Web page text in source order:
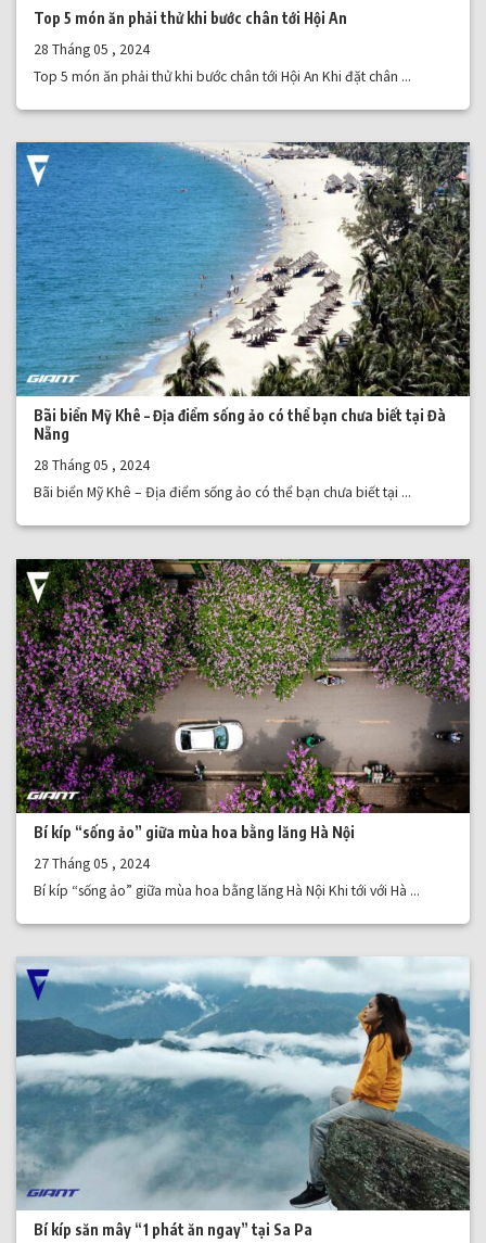
Top 5 món ăn phải thử khi bước chân tới Hội An
28 Tháng 05 , 2024
Top 5 món ăn phải thử khi bước chân tới Hội An Khi đặt chân ...
Bãi biển Mỹ Khê – Địa điểm sống ảo có thể bạn chưa biết tại Đà
Nẵng
28 Tháng 05 , 2024
Bãi biển Mỹ Khê – Địa điểm sống ảo có thể bạn chưa biết tại ...
Bí kíp “sống ảo” giữa mùa hoa bằng lăng Hà Nội
27 Tháng 05 , 2024
Bí kíp “sống ảo” giữa mùa hoa bằng lăng Hà Nội Khi tới với Hà ...
Bí kíp săn mây “1 phát ăn ngay” tại Sa Pa